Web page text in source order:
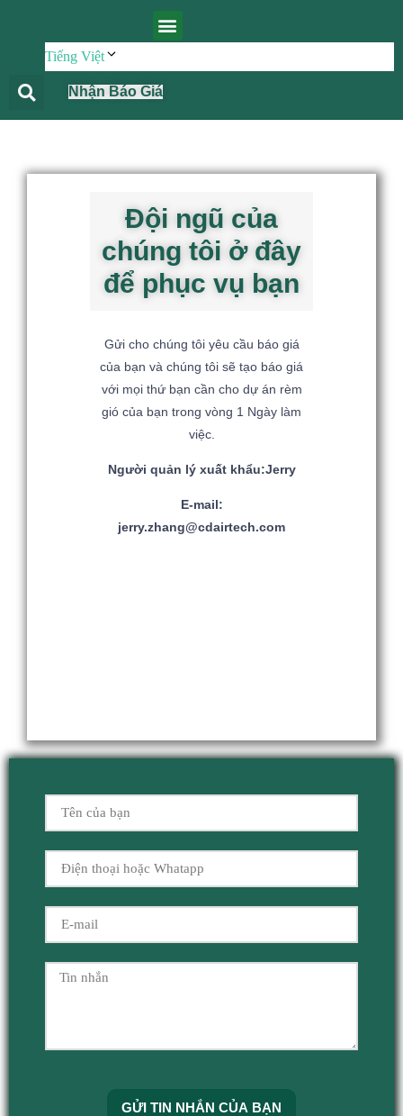
Tiếng Việt
Nhận Báo Giá
Đội ngũ của
chúng tôi ở đây
để phục vụ bạn
Gửi cho chúng tôi yêu cầu báo giá
của bạn và chúng tôi sẽ tạo báo giá
với mọi thứ bạn cần cho dự án rèm
gió của bạn trong vòng 1 Ngày làm
việc.
Người quản lý xuất khẩu:Jerry
E-mail:
jerry.zhang@cdairtech.com
GỬI TIN NHẮN CỦA BẠN